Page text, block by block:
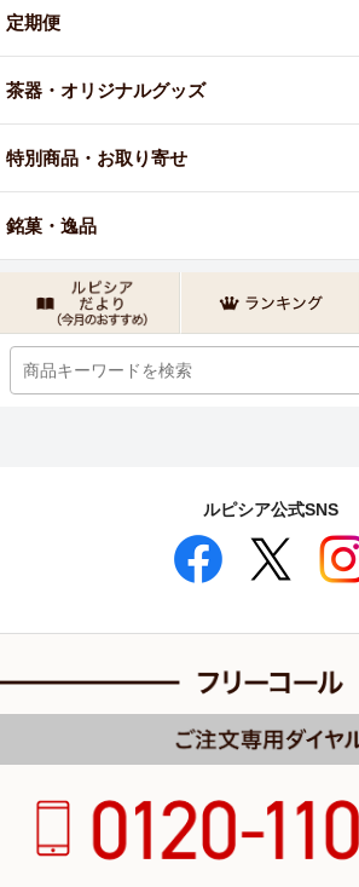
定期便
茶器・オリジナルグッズ
特別商品・お取り寄せ
銘菓・逸品
ルピシア公式SNS